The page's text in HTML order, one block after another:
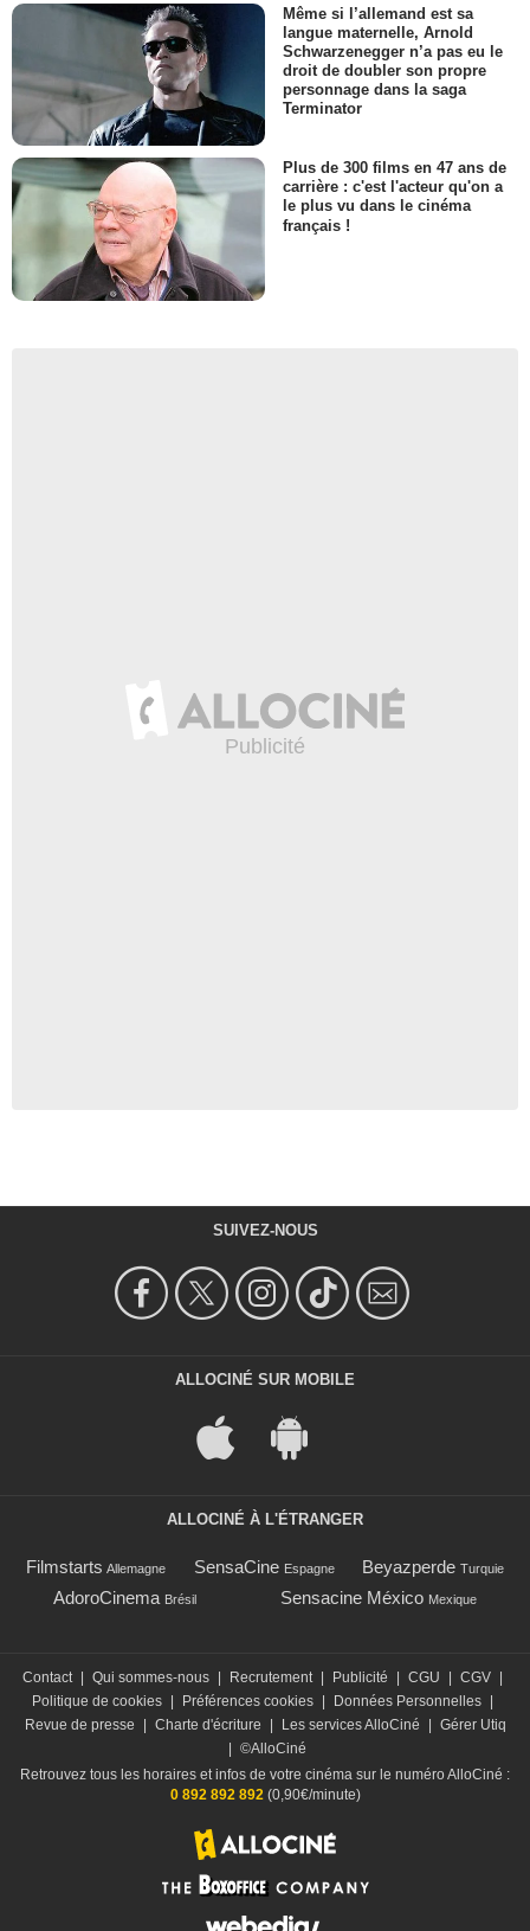
Même si l’allemand est sa
langue maternelle, Arnold
Schwarzenegger n’a pas eu le
droit de doubler son propre
personnage dans la saga
Terminator
Plus de 300 films en 47 ans de
carrière : c'est l'acteur qu'on a
le plus vu dans le cinéma
français !
SUIVEZ-NOUS
ALLOCINÉ SUR MOBILE
ALLOCINÉ À L'ÉTRANGER
Filmstarts Allemagne SensaCine Espagne Beyazperde Turquie
AdoroCinema Brésil Sensacine México Mexique
Contact | Qui sommes-nous | Recrutement | Publicité | CGU | CGV |
Politique de cookies | Préférences cookies | Données Personnelles |
Revue de presse
| Charte d'écriture | Les services AlloCiné | Gérer Utiq
| ©AlloCiné
Retrouvez tous les horaires et infos de votre cinéma sur le numéro AlloCiné :
0 892 892 892 (0,90€/minute)